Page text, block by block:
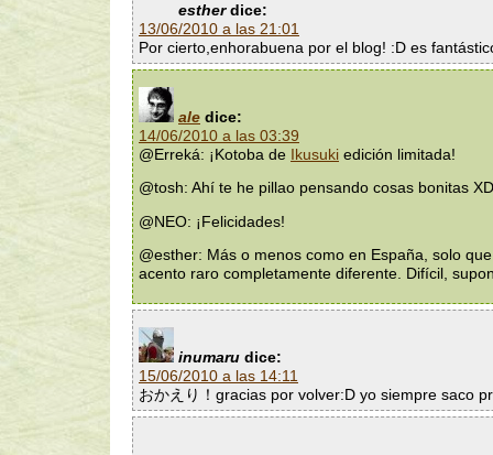
esther dice:
13/06/2010 a las 21:01
Por cierto,enhorabuena por el blog! :D es
ale dice:
14/06/2010 a las 03:39
@Erreká: ¡Kotoba de
Ikusuki edición limitada!
@tosh: Ahí te he pillao pensando cosas bonitas XD
@NEO: ¡Felicidades!
@esther: Más o menos como en España, solo
acento raro completamente diferente. Difícil,
inumaru dice:
15/06/2010 a las 14:11
おかえり！gracias por volver:D yo siempre saco